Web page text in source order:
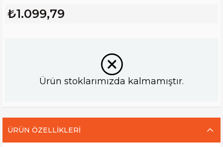
₺1.099,79
Ürün stoklarımızda kalmamıştır.
ÜRÜN ÖZELLIKLERI